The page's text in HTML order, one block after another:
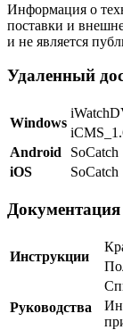
Информация о
поставки и
и не является
Удаленный
Windows
Android
SoCatch
iOS
SoCatch
Документация
Инструкции
Руководства